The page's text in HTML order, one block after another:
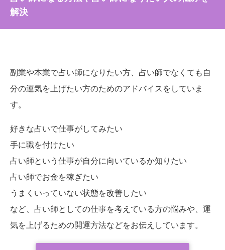
解決
副業や本業で占い師になりたい方、占い師でなくても自
分の運気を上げたい方のためのアドバイスをしていま
す。
好きな占いで仕事がしてみたい
手に職を付けたい
占い師という仕事が自分に向いているか知りたい
占い師でお金を稼ぎたい
うまくいっていない状態を改善したい
など、占い師としての仕事を考えている方の悩みや、運
気を上げるための開運方法などをお伝えしています。